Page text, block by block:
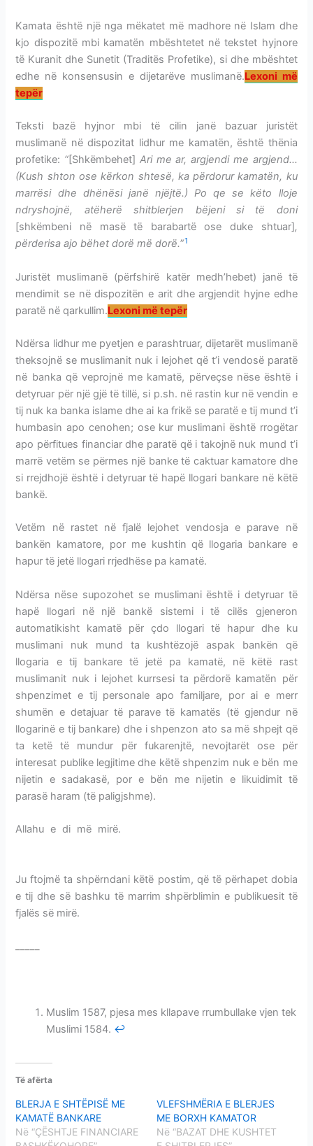
Kamata është një nga mëkatet më madhore në Islam dhe
kjo dispozitë mbi kamatën mbështetet në tekstet hyjnore
të Kuranit dhe Sunetit (Traditës Profetike), si dhe mbështet
edhe në konsensusin e dijetarëve muslimanë.Lexoni më
tepër
Teksti bazë hyjnor mbi të cilin janë bazuar juristët
muslimanë në dispozitat lidhur me kamatën, është thënia
profetike: “ [Shkëmbehet] Ari me ar, argjendi me argjend…
(Kush shton ose kërkon shtesë, ka përdorur kamatën, ku
marrësi dhe dhënësi janë njëjtë.) Po qe se këto lloje
ndryshojnë, atëherë shitblerjen bëjeni si të doni
[shkëmbeni në masë të barabartë ose duke shtuar],
përderisa ajo bëhet dorë më dorë.”1
Juristët muslimanë (përfshirë katër medh’hebet) janë të
mendimit se në dispozitën e arit dhe argjendit hyjne edhe
paratë në qarkullim.Lexoni më tepër
Ndërsa lidhur me pyetjen e parashtruar, dijetarët muslimanë
theksojnë se muslimanit nuk i lejohet që t’i vendosë paratë
në banka që veprojnë me kamatë, përveçse nëse është i
detyruar për një gjë të tillë, si p.sh. në rastin kur në vendin e
tij nuk ka banka islame dhe ai ka frikë se paratë e tij mund t’i
humbasin apo cenohen; ose kur muslimani është rrogëtar
apo përfitues financiar dhe paratë që i takojnë nuk mund t’i
marrë vetëm se përmes një banke të caktuar kamatore dhe
si rrejdhojë është i detyruar të hapë llogari bankare në këtë
bankë.
Vetëm në rastet në fjalë lejohet vendosja e parave në
bankën kamatore, por me kushtin që llogaria bankare e
hapur të jetë llogari rrjedhëse pa kamatë.
Ndërsa nëse supozohet se muslimani është i detyruar të
hapë llogari në një bankë sistemi i të cilës gjeneron
automatikisht kamatë për çdo llogari të hapur dhe ku
muslimani nuk mund ta kushtëzojë aspak bankën që
llogaria e tij bankare të jetë pa kamatë, në këtë rast
muslimanit nuk i lejohet kurrsesi ta përdorë kamatën për
shpenzimet e tij personale apo familjare, por ai e merr
shumën e detajuar të parave të kamatës (të gjendur në
llogarinë e tij bankare) dhe i shpenzon ato sa më shpejt që
ta ketë të mundur për fukarenjtë, nevojtarët ose për
interesat publike legjitime dhe këtë shpenzim nuk e bën me
nijetin e sadakasë, por e bën me nijetin e likuidimit të
parasë haram (të paligjshme).
Allahu e di më mirë.
Ju ftojmë ta shpërndani këtë postim, që të përhapet dobia
e tij dhe së bashku të marrim shpërblimin e publikuesit të
fjalës së mirë.
Muslim 1587, pjesa mes kllapave rrumbullake vjen tek
Muslimi 1584. ↩
Të afërta
BLERJA E SHTËPISË ME
KAMATË BANKARE
Në “ÇËSHTJE FINANCIARE
VLEFSHMËRIA E BLERJES
ME BORXH KAMATOR
Në “BAZAT DHE KUSHTET